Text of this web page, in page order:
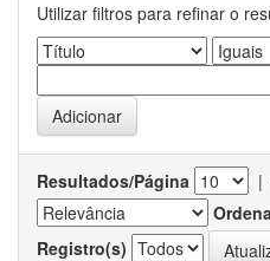
Utilizar filtros para refinar o
Resultados/Página |
Registro(s)